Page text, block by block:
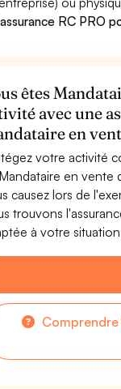
assurance RC PRO
êtes
avec une
en
votre activité
en vente
causez lors de
trouvons
à votre